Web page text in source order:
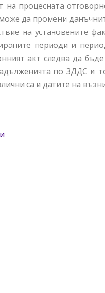
на процесната
да промени
на установените
периоди и
акт следва да
по ЗДДС и
са и датите на